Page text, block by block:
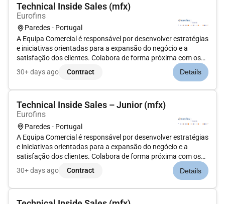
Technical Inside Sales (mfx)
Eurofins
Paredes - Portugal
A Equipa Comercial é responsável por desenvolver estratégias
e iniciativas orientadas para a expansão do negócio e a
satisfação dos clientes. Colabora de forma próxima com os
clientes e com as diferentes áreas internas para garantir uma
resposta eficaz às necessidades identificadas.Procuramos
30+ days ago Contract Details
Technical Inside Sales – Junior (mfx)
Eurofins
Paredes - Portugal
A Equipa Comercial é responsável por desenvolver estratégias
e iniciativas orientadas para a expansão do negócio e a
satisfação dos clientes. Colabora de forma próxima com os
clientes e com as diferentes áreas internas para garantir uma
resposta eficaz às necessidades identificadas.Procuramos
30+ days ago Contract Details